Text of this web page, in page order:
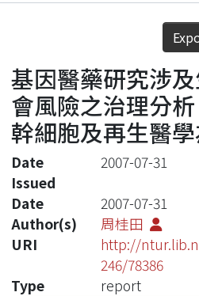
Statistics
Details
基因醫藥研究涉
會風險之治理分
幹細胞及再生醫
Date
Issued
2007-07-31
Date
2007-07-31
Author(s)
周桂田
URI
http://
246/78386
Type
report